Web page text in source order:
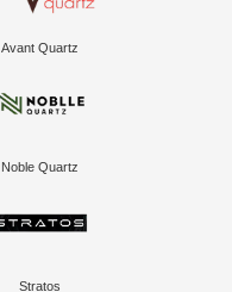
Avant Quartz
Noble Quartz
Stratos